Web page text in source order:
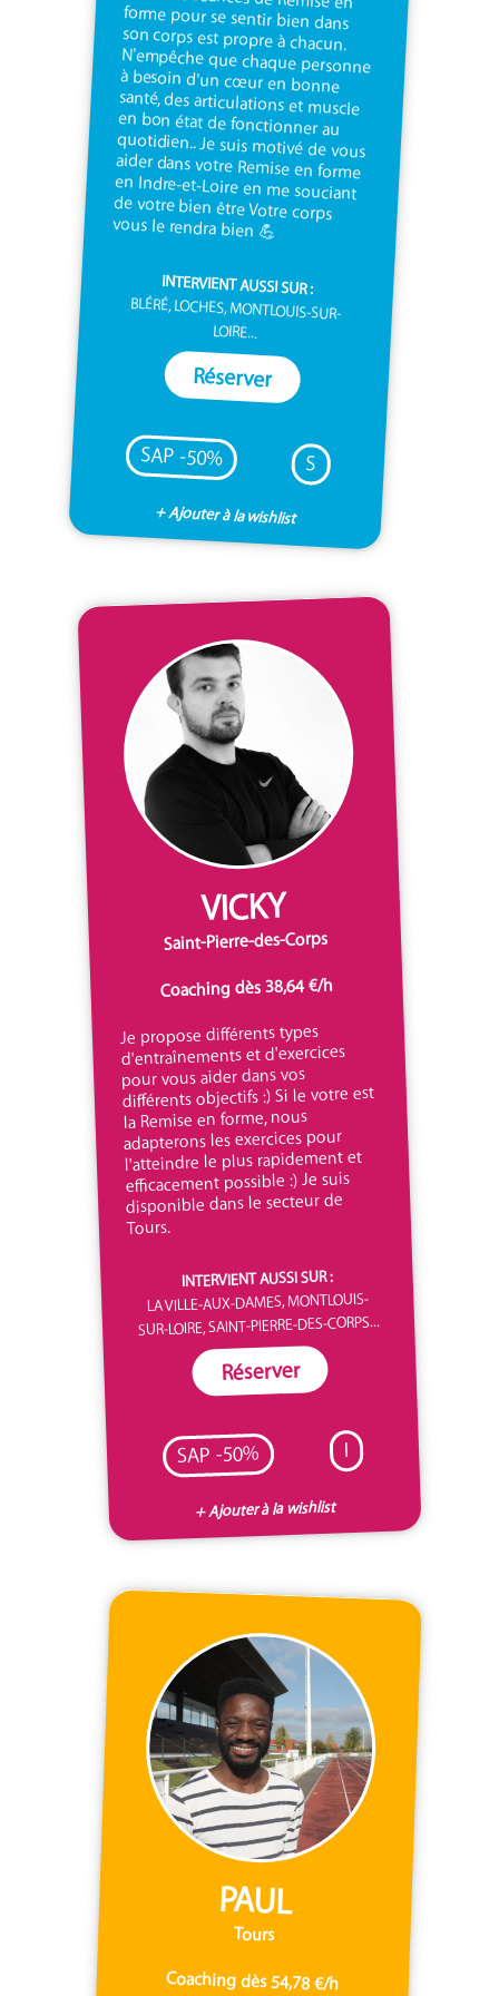
vous le rendra bien 💪
INTERVIENT AUSSI SUR :
BLÉRÉ, LOCHES, MONTLOUIS-SUR-
LOIRE...
Réserver
SAP -50% S
+ Ajouter à la wishlist
VICKY
Saint-Pierre-des-Corps
Coaching dès 38,64 €/h
Je propose différents types
d'entraînements et d'exercices
pour vous aider dans vos
différents objectifs :) Si le votre est
la Remise en forme, nous
adapterons les exercices pour
l'atteindre le plus rapidement et
efficacement possible :) Je suis
disponible dans le secteur de
Tours.
INTERVIENT AUSSI SUR :
LA VILLE-AUX-DAMES, MONTLOUIS-
SUR-LOIRE, SAINT-PIERRE-DES-CORPS...
Réserver
SAP -50% I
+ Ajouter à la wishlist
PAUL
Tours
Coaching dès 54,78 €/h